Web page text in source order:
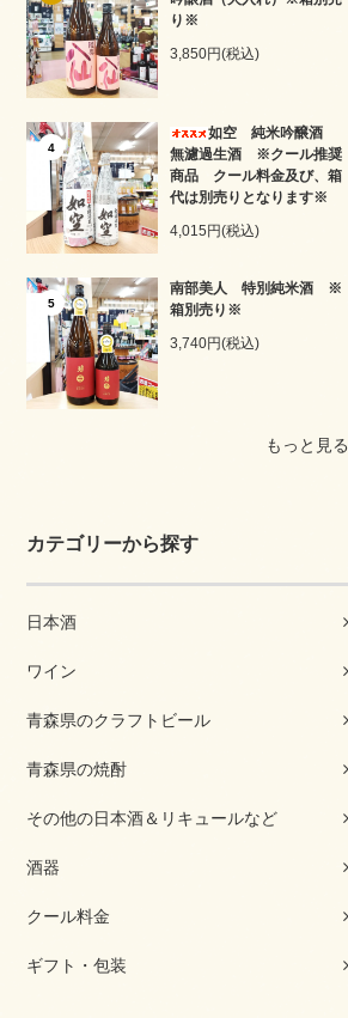
り※
3,850円(税込)
4
如空 純米吟醸酒
無濾過生酒 ※クール推奨
商品 クール料金及び、箱
代は別売りとなります※
4,015円(税込)
5
南部美人 特別純米酒 ※
箱別売り※
3,740円(税込)
もっと見る
カテゴリーから探す
日本酒
ワイン
青森県のクラフトビール
青森県の焼酎
その他の日本酒＆リキュールなど
酒器
クール料金
ギフト・包装